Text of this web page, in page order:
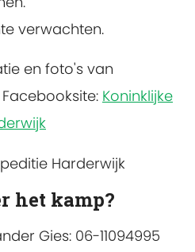
verwachten.
en foto's van
Koninklijke
het kamp?
Gies: 06-11094995